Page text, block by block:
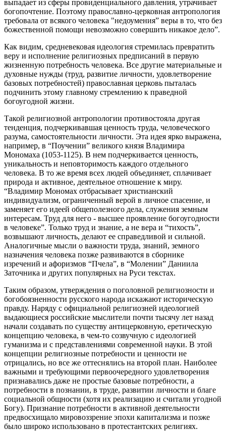
выпадает из сферы провиденциального давления, утрачивает
богопочтение. Поэтому православно-церковная антропология
требовала от всякого человека "недоумения” веры в то, что без
божественной помощи невозможно совершить никакое дело”.
Как видим, средневековая идеология стремилась превратить
веру и исполнение религиозных предписаний в первую
жизненную потребность человека. Все другие материальные и
духовные нужды (труд, развитие личности, удовлетворение
базовых потребностей) православная церковь пыталась
подчинить этому главному стремлению к праведной
богоугодной жизни.
Такой религиозной антропологии противостояла другая
тенденция, подчеркивавшая ценность труда, человеческого
разума, самостоятельности личности. Эта идея ярко выражена,
например, в “Поучении” великого князя Владимира
Мономаха (1053-1125). В нем подчеркивается ценность,
уникальность и неповторимость каждого отдельного
человека. В то же время всех людей объединяет, сплачивает
природа и активное, деятельное отношение к миру.
“Владимир Мономах отбрасывает христианский
индивидуализм, ограниченный верой в личное спасение, и
заменяет его идеей общеполезного дела, служения земным
интересам. Труд для него - высшее проявление богоугодности
в человеке”. Только труд и знание, а не вера и “тихость”,
возвышают личность, делают ее справедливой и сильной.
Аналогичные мысли о важности труда, знаний, земного
назначения человека позже развиваются в сборнике
изречений и афоризмов “Пчела”, в “Молении” Даниила
Заточника и других популярных на Руси текстах.
Таким образом, утверждения о поголовной религиозности и
богобоязненности русского народа искажают историческую
правду. Наряду с официальной религиозней идеологией
выдающиеся российские мыслители почти тысячу лет назад
начали создавать по существу антицерковную, еретическую
концепцию человека, в чем-то созвучную с идеологией
гуманизма и с представлениями современной науки. В этой
концепции религиозные потребности и ценности не
отрицались, но все же оттеснялись на второй план. Наиболее
важными и требующими первоочередного удовлетворения
признавались даже не простые базовые потребности, а
потребности в познании, в труде, развитии личности и благе
социальной общности (хотя их реализацию и считали угодной
Богу). Признание потребности в активной деятельности
предвосхищало мировоззрение эпохи капитализма и позже
было широко использовано в протестантских религиях.